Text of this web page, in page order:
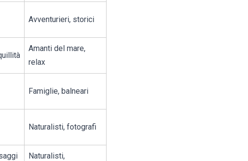
Avventurieri, storici
Amanti del mare,
relax
Famiglie, balneari
Naturalisti, fotografi
Naturalisti,